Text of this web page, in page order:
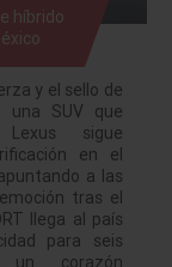
híbrido
y el sello de
una SUV que
sigue
en el
a las
tras el
llega al país
para seis
un corazón